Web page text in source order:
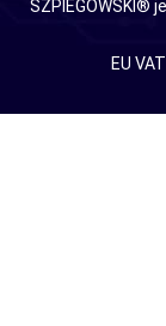
SZPIEGOWSKI®
EU